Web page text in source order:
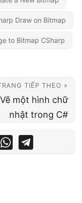
Draw on Bitmap
to Bitmap CSharp
TIẾP THEO »
Vẽ một hình chữ
nhật trong C#